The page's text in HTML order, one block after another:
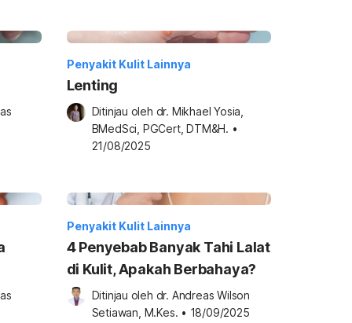
Penyakit Kulit Lainnya
Lenting
Ditinjau oleh dr. Mikhael Yosia,
BMedSci, PGCert, DTM&H. •
21/08/2025
Penyakit Kulit Lainnya
4 Penyebab Banyak Tahi Lalat
di Kulit, Apakah Berbahaya?
Ditinjau oleh dr. Andreas Wilson
Setiawan, M.Kes. • 18/09/2025